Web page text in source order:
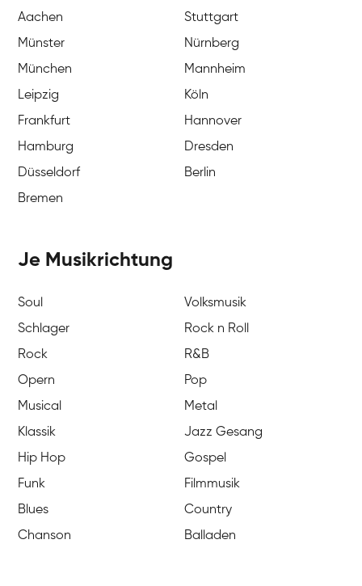
Aachen
Stuttgart
Münster
Nürnberg
München
Mannheim
Leipzig
Köln
Frankfurt
Hannover
Hamburg
Dresden
Düsseldorf
Berlin
Bremen
Je Musikrichtung
Soul
Volksmusik
Schlager
Rock n Roll
Rock
R&B
Opern
Pop
Musical
Metal
Klassik
Jazz Gesang
Hip Hop
Gospel
Funk
Filmmusik
Blues
Country
Chanson
Balladen